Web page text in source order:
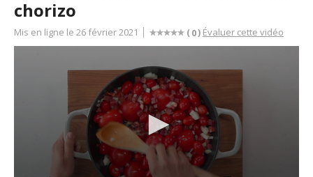
chorizo
Mis en ligne le 26 février 2021 ( 0) Évaluer cette vidéo